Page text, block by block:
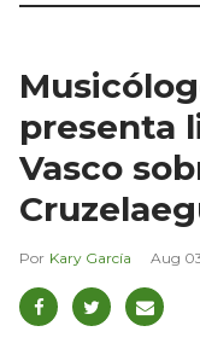
presenta
Vasco
Kary García Aug